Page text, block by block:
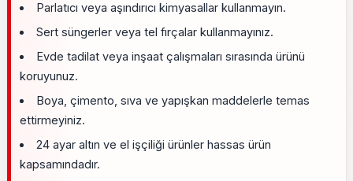
Parlatıcı veya aşındırıcı kimyasallar kullanmayın.
Sert süngerler veya tel fırçalar kullanmayınız.
Evde tadilat veya inşaat çalışmaları sırasında ürünü
koruyunuz.
Boya, çimento, sıva ve yapışkan maddelerle temas
ettirmeyiniz.
24 ayar altın ve el işçiliği ürünler hassas ürün
kapsamındadır.